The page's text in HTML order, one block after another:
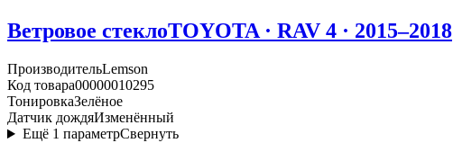
Ветровое стеклоTOYOTA · RAV 4 · 2015–2018
ПроизводительLemson
Код товара00000010295
ТонировкаЗелёное
Датчик дождяИзменённый
Ещё 1 параметрСвернуть